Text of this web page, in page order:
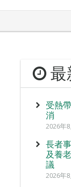
最
受熱
消
2026年
長者
及養
議
2026年